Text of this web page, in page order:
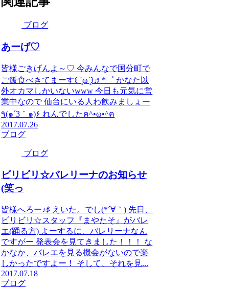
ブログ
あーげ♡
皆様ごきげんよ～♡ 今みんなで国分町で
ご飯食べきてまーす꒰ ´͈ω`͈꒱♬*゜ かなた以
外オカマしかいないwww 今日も元気に営
業中なので 仙台にいる人わ飲みましょー
٩(๑´3｀๑)۶ れんでしたฅ^•ω•^ฅ
2017.07.26
ブログ
ブログ
ビリビリ☆バレリーナのお知らせ
(笑っ
皆様へろー♪♯ えいた。でし(*´∀｀) 先日、
ビリビリ☆スタッフ『まやたそ』がバレ
エ(踊る方) よーするに、バレリーナなん
ですがー 発表会を見てきました！！！ な
かなか、バレエを見る機会がないので楽
しかったですよー！ そして、それを見...
2017.07.18
ブログ